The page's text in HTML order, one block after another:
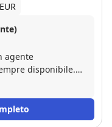
agente
disponibile.
durante tutto il
Ho
e la rapidità